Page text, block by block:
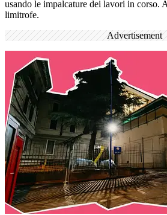
usando le impalcature dei lavori in corso.
limitrofe.
Advertisement